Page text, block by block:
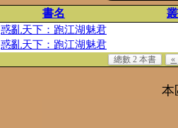
書名
惑亂天下：跑江湖魅君
惑亂天下：跑江湖魅君
總數 2 本書 «
本